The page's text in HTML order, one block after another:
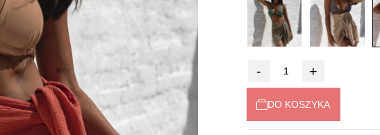
- +
DO KOSZYKA